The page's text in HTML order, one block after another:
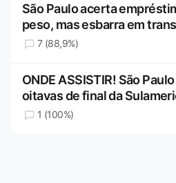
São Paulo acerta
peso, mas esbarra em
7 (88,9%)
ONDE ASSISTIR! São
oitavas de final da
1 (100%)